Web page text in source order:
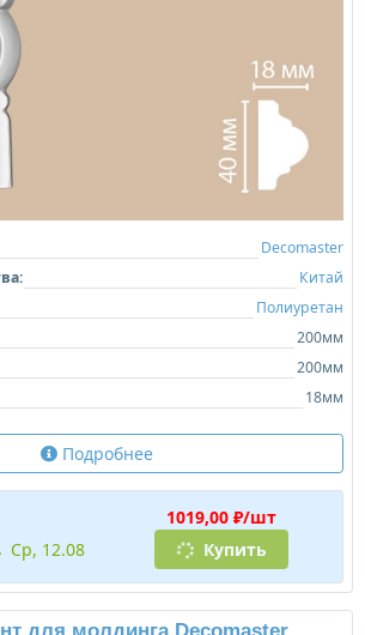
Decomaster
Китай
Полиуретан
200мм
200мм
18мм
Подробнее
1019,00 ₽/шт
ср, 12.08
Купить
для молдинга Decomaster